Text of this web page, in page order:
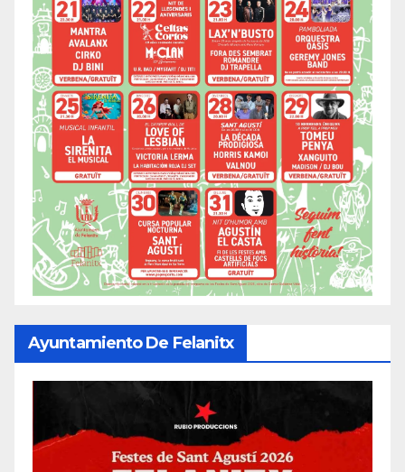
Ayuntamiento De Felanitx